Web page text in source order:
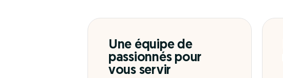
Une équipe de
passionnés pour
vous servir